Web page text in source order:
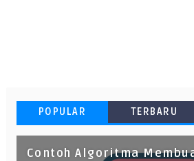
POPULAR TERBARU
Contoh Algoritma